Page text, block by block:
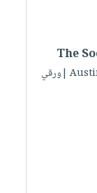
The
| Austin Macauley |ورقي